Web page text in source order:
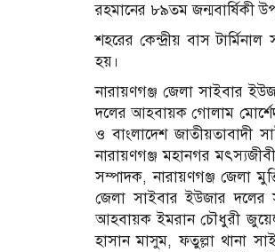
রহমানের ৮৯তম
শহরের কেন্দ্রীয় বাস
হয়।
নারায়ণগঞ্জ জেলা সাইবার
দলের আহবায়ক গোলাম
ও বাংলাদেশ জাতীয়তাবাদী
নারায়ণগঞ্জ মহানগর
সম্পাদক, নারায়ণগঞ্জ জেলা
জেলা সাইবার ইউজার দলের
আহবায়ক ইমরান চৌধুরী
হাসান মাসুম, ফতুল্লা থানা